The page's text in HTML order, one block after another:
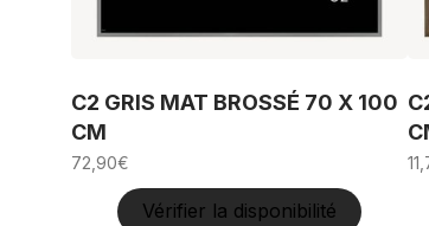
C2 GRIS MAT BROSSÉ 70 X 100
CM
72,90€
Vérifier la disponibilité